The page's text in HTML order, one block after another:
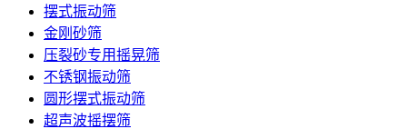
摆式振动筛
金刚砂筛
压裂砂专用摇晃筛
不锈钢振动筛
圆形摆式振动筛
超声波摇摆筛